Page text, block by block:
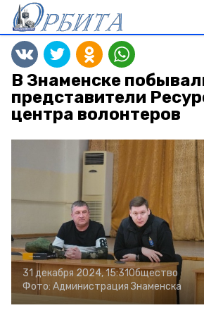
В Знаменске
представители
центра волонтеров
31 декабря 2024, 15:31Общество
Фото: Администрация Знаменска